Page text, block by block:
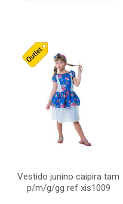
Vestido junino caipira tam
p/m/g/gg ref xis1009